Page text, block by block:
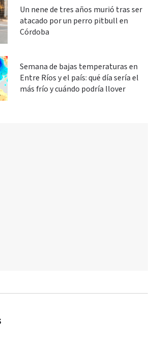
Un nene de tres años murió tras ser
atacado por un perro pitbull en
Córdoba
Semana de bajas temperaturas en
Entre Ríos y el país: qué día sería el
más frío y cuándo podría llover